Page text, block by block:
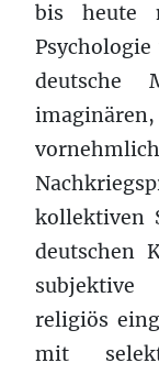
bis heute
deutsche
kollektiven
deutschen
religiös
mit